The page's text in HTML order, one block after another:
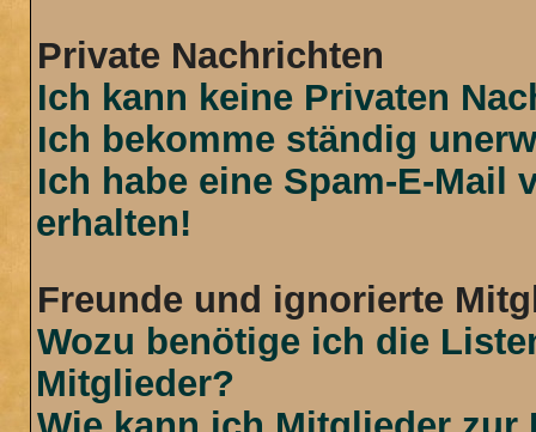
Private Nachrichten
Ich kann keine Privaten
Ich bekomme ständig
Ich habe eine Spam-E-Mail
erhalten!
Freunde und ignorierte
Wozu benötige ich die
Mitglieder?